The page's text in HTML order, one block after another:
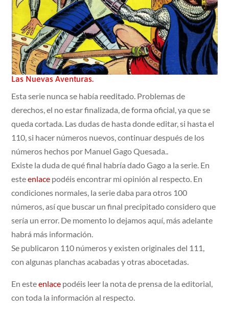
Las Nuevas Aventuras.
Esta serie nunca se había reeditado. Problemas de
derechos, el no estar finalizada, de forma oficial, ya que se
queda cortada. Las dudas de hasta donde editar, si hasta el
110, si hacer números nuevos, continuar después de los
números hechos por Manuel Gago Quesada..
Existe la duda de qué final habría dado Gago a la serie. En
esteenlace podéis encontrar mi opinión al respecto. En
condiciones normales, la serie daba para otros 100
números, así que buscar un final precipitado considero que
sería un error. De momento lo dejamos aquí, más adelante
habrá más información.
Se publicaron 110 números y existen originales del 111,
con algunas planchas acabadas y otras abocetadas.
En esteenlace podéis leer la nota de prensa de la editorial,
con toda la información al respecto.